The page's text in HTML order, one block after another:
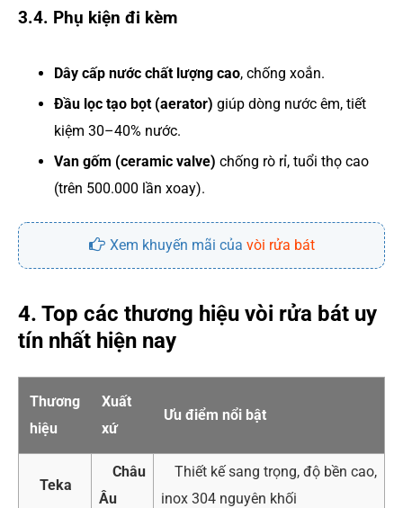
3.4. Phụ kiện đi kèm
Dây cấp nước chất lượng cao, chống xoắn.
Đầu lọc tạo bọt (aerator) giúp dòng nước êm, tiết
kiệm 30–40% nước.
Van gốm (ceramic valve) chống rò rỉ, tuổi thọ cao
(trên 500.000 lần xoay).
Xem khuyến mãi của vòi rửa bát
4. Top các thương hiệu vòi rửa bát uy
tín nhất hiện nay
Thương
hiệu
Xuất
xứ
Ưu điểm nổi bật
Teka
Châu
Âu
Thiết kế sang trọng, độ bền cao,
inox 304 nguyên khối